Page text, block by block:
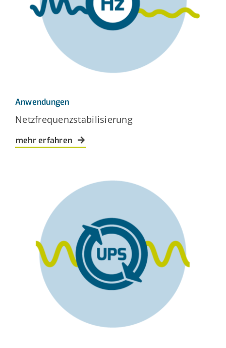
Anwendungen
Netzfrequenzstabilisierung
mehr erfahren